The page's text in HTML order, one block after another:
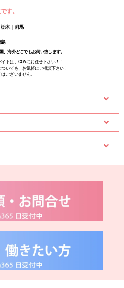
す。
木｜群馬
海外どこでもお伺い致します。
トは、COAにお任せ下さい！！
いても、お気軽にご相談下さい！
ございません。